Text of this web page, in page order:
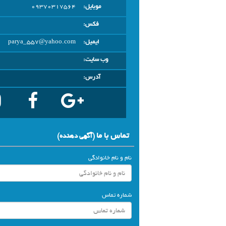
موبایل:
09370317564
فکس:
ایمیل:
parya_557@yahoo.com
وب سایت:
آدرس:
تماس با ما(آگهي دهنده)
نام و نام خانوادگی
شماره تماس